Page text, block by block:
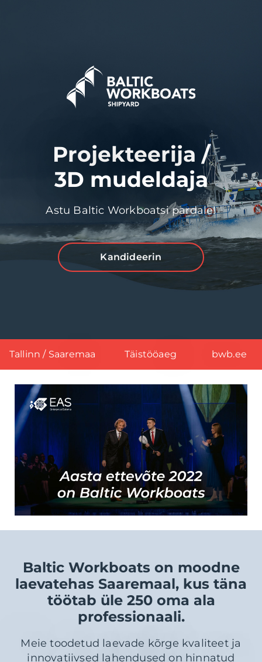
Projekteerija /
3D mudeldaja
Astu Baltic Workboatsi pardale!
Kandideerin
Tallinn / Saaremaa Täistööaeg bwb.ee
Baltic Workboats on moodne
laevatehas Saaremaal, kus täna
töötab üle 250 oma ala
professionaali.
Meie toodetud laevade kõrge kvaliteet ja
innovatiivsed lahendused on hinnatud